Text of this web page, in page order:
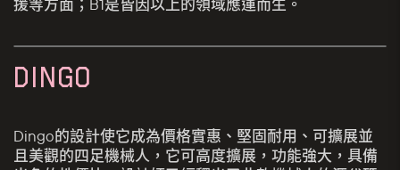
援等方面；B1是皆因以上的領域應運而生。
DINGO
Dingo的設計使它成為價格實惠、堅固耐用、可擴展並
且美觀的四足機械人，它可高度擴展，功能強大，具備